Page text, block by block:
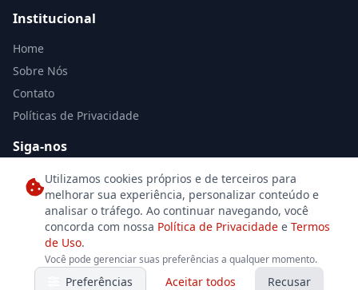
Institucional
Home
Sobre Nós
Contato
Políticas de Privacidade
Siga-nos
© 2026 Jornal Norte de Minas. Todos os direitos reservados. Desenvolvido
porSe7eDesignpara o jornalismo independente.
Utilizamos cookies próprios e de terceiros para
melhorar sua experiência, personalizar conteúdo e
analisar o tráfego. Ao continuar navegando, você
concorda com nossa Política de Privacidade e Termos
de Uso.
Você pode gerenciar suas preferências a qualquer momento.
Preferências Aceitar todos Recusar